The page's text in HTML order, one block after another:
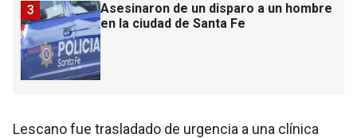
Asesinaron de un disparo a un hombre
en la ciudad de Santa Fe
3
Lescano fue trasladado de urgencia a una clínica